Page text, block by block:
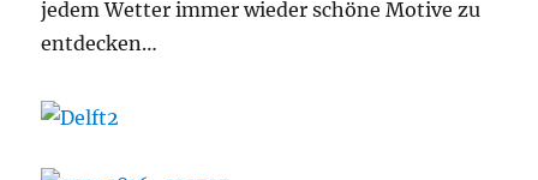
jedem Wetter immer wieder schöne Motive zu
entdecken…